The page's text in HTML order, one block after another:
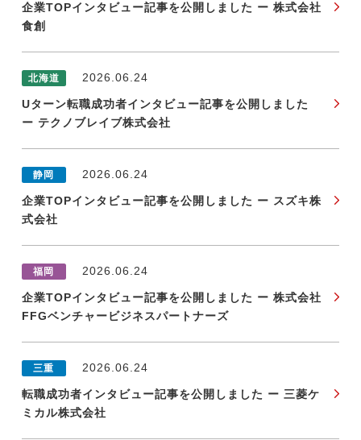
中長期で転職をお考えの方
企業TOPインタビュー記事を公開しました ー 株式会社
食創
北海道 2026.06.24
Uターン転職成功者インタビュー記事を公開しました
ー テクノブレイブ株式会社
静岡 2026.06.24
企業TOPインタビュー記事を公開しました ー スズキ株
式会社
福岡 2026.06.24
企業TOPインタビュー記事を公開しました ー 株式会社
FFGベンチャービジネスパートナーズ
三重 2026.06.24
転職成功者インタビュー記事を公開しました ー 三菱ケ
ミカル株式会社